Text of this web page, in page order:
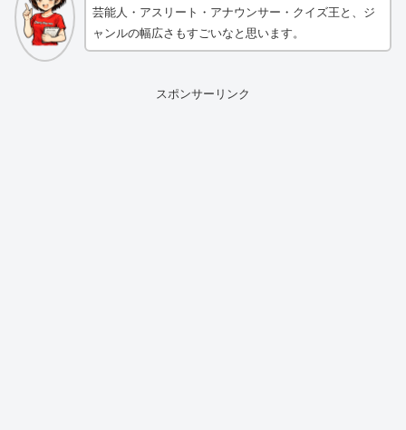
芸能人・アスリート・アナウンサー・クイズ王と、ジ
ャンルの幅広さもすごいなと思います。
スポンサーリンク